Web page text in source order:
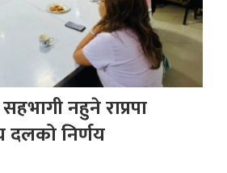
नहुने राप्रपा
दलको निर्णय